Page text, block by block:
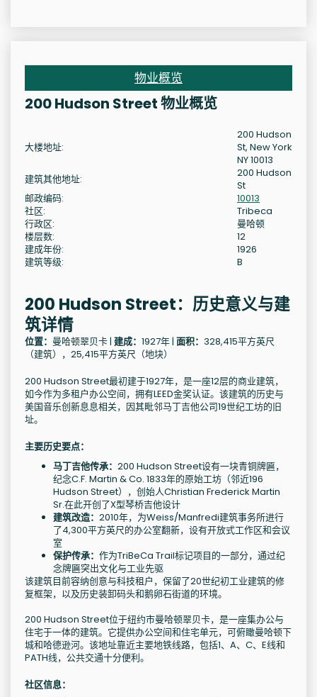
物业概览
200 Hudson Street 物业概览
大楼地址:
200 Hudson
St, New York
NY 10013
建筑其他地址:
200 Hudson
St
邮政编码:
10013
社区:
Tribeca
行政区:
曼哈顿
楼层数:
12
建成年份:
1926
建筑等级:
B
200 Hudson Street：历史意义与建
筑详情
位置： 曼哈顿翠贝卡 | 建成： 1927年 | 面积： 328,415平方英尺
（建筑），25,415平方英尺（地块）
200 Hudson Street最初建于1927年，是一座12层的商业建筑，
如今作为多租户办公空间，拥有LEED金奖认证。该建筑的历史与
美国音乐创新息息相关，因其毗邻马丁吉他公司19世纪工坊的旧
址。
主要历史要点：
马丁吉他传承： 200 Hudson Street设有一块青铜牌匾，
纪念C.F. Martin & Co. 1833年的原始工坊（邻近196
Hudson Street），创始人Christian Frederick Martin
Sr.在此开创了X型琴桥吉他设计
建筑改造： 2010年，为Weiss/Manfredi建筑事务所进行
了4,300平方英尺的办公室翻新，设有开放式工作区和会议
室
保护传承： 作为TriBeCa Trail标记项目的一部分，通过纪
念牌匾突出文化与工业先驱
该建筑目前容纳创意与科技租户，保留了20世纪初工业建筑的修
复框架，以及历史装卸码头和鹅卵石街道的环境。
200 Hudson Street位于纽约市曼哈顿翠贝卡，是一座集办公与
住宅于一体的建筑。它提供办公空间和住宅单元，可俯瞰曼哈顿下
城和哈德逊河。该地址靠近主要地铁线路，包括1、A、C、E线和
PATH线，公共交通十分便利。
社区信息：